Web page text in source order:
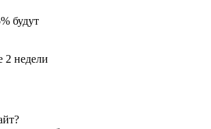
% будут
2 недели